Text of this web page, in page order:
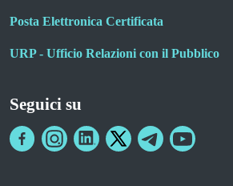
Posta Elettronica Certificata
URP - Ufficio Relazioni con il Pubblico
Seguici su